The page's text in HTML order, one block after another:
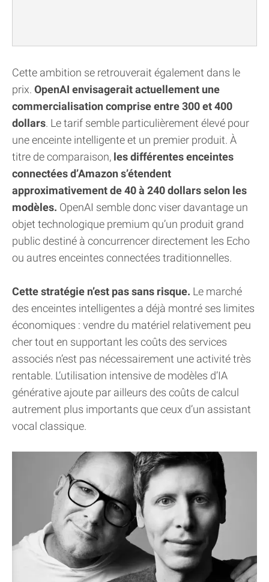
Cette ambition se retrouverait également dans le
prix. OpenAI envisagerait actuellement une
commercialisation comprise entre 300 et 400
dollars. Le tarif semble particulièrement élevé pour
une enceinte intelligente et un premier produit. À
titre de comparaison, les différentes enceintes
connectées d’Amazon s’étendent
approximativement de 40 à 240 dollars selon les
modèles. OpenAI semble donc viser davantage un
objet technologique premium qu’un produit grand
public destiné à concurrencer directement les Echo
ou autres enceintes connectées traditionnelles.
Cette stratégie n’est pas sans risque. Le marché
des enceintes intelligentes a déjà montré ses limites
économiques : vendre du matériel relativement peu
cher tout en supportant les coûts des services
associés n’est pas nécessairement une activité très
rentable. L’utilisation intensive de modèles d’IA
générative ajoute par ailleurs des coûts de calcul
autrement plus importants que ceux d’un assistant
vocal classique.